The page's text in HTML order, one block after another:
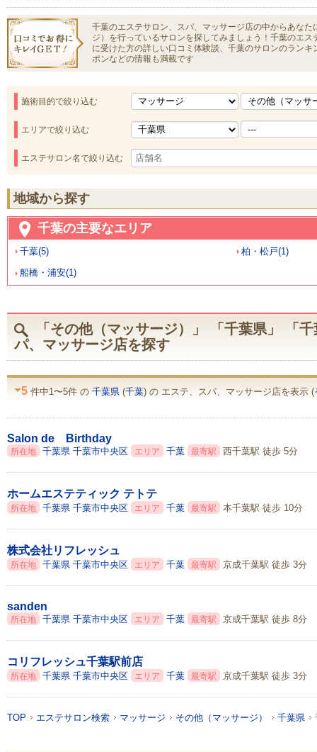
千葉のエステサロン、スパ、マッサージ店の中からあなた
ジ）を行っているサロンを探してみましょう！千葉のエ
に受けた方の詳しい口コミ体験談、千葉のサロンのラン
ポンなどの情報も満載です
施術目的で絞り込む
エリアで絞り込む
エステサロン名で絞り込む
地域から探す
千葉の主要なエリア
千葉(5) 柏・松戸(1)
船橋・浦安(1)
「その他（マッサージ）」 「千葉県」 「
パ、マッサージ店を探す
5 件中1〜5件 の 千葉県 (千葉) の エステ、スパ、マッサージ店を表示 (
Salon de Birthday
所在地 千葉県 千葉市中央区 エリア 千葉 最寄駅 西千葉駅 徒歩 5分
ホームエステティック テトテ
所在地 千葉県 千葉市中央区 エリア 千葉 最寄駅 本千葉駅 徒歩 10分
株式会社リフレッシュ
所在地 千葉県 千葉市中央区 エリア 千葉 最寄駅 京成千葉駅 徒歩 3分
sanden
所在地 千葉県 千葉市中央区 エリア 千葉 最寄駅 京成千葉駅 徒歩 8分
コリフレッシュ千葉駅前店
所在地 千葉県 千葉市中央区 エリア 千葉 最寄駅 京成千葉駅 徒歩 3分
TOP エステサロン検索 マッサージ その他（マッサージ） 千葉県